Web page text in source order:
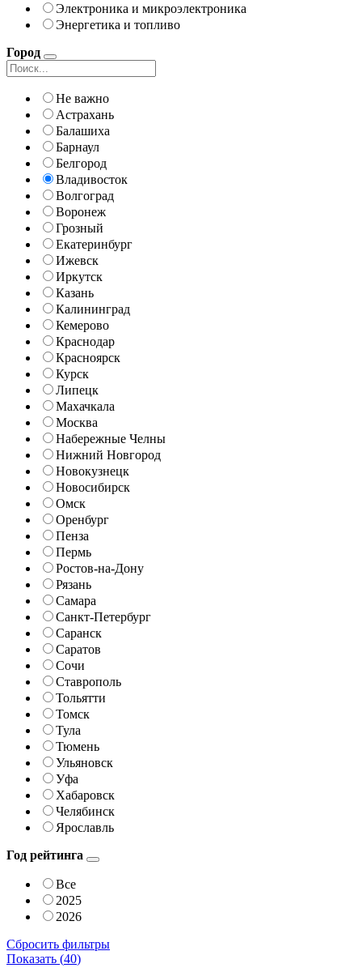
Электроника и микроэлектроника
Энергетика и топливо
Город
Не важно
Астрахань
Балашиха
Барнаул
Белгород
Владивосток
Волгоград
Воронеж
Грозный
Екатеринбург
Ижевск
Иркутск
Казань
Калининград
Кемерово
Краснодар
Красноярск
Курск
Липецк
Махачкала
Москва
Набережные Челны
Нижний Новгород
Новокузнецк
Новосибирск
Омск
Оренбург
Пенза
Пермь
Ростов-на-Дону
Рязань
Самара
Санкт-Петербург
Саранск
Саратов
Сочи
Ставрополь
Тольятти
Томск
Тула
Тюмень
Ульяновск
Уфа
Хабаровск
Челябинск
Ярославль
Год рейтинга
Все
2025
2026
Сбросить фильтры
Показать (40)